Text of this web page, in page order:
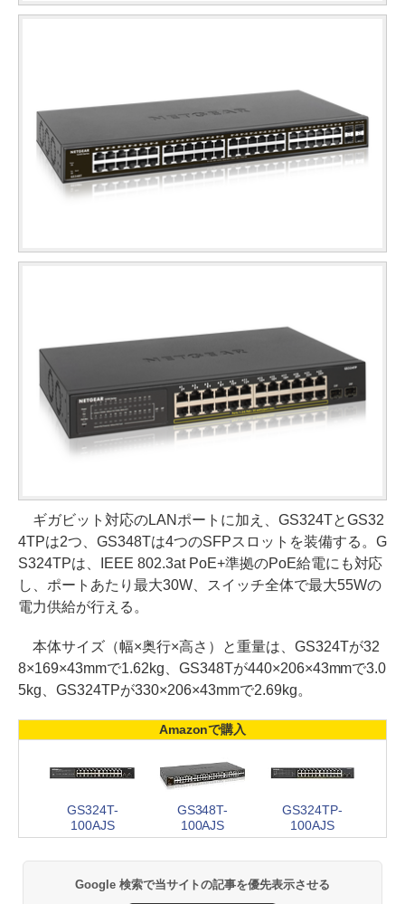
ギガビット対応のLANポートに加え、GS324TとGS32
4TPは2つ、GS348Tは4つのSFPスロットを装備する。G
S324TPは、IEEE 802.3at PoE+準拠のPoE給電にも対応
し、ポートあたり最大30W、スイッチ全体で最大55Wの
電力供給が行える。
本体サイズ（幅×奥行×高さ）と重量は、GS324Tが32
8×169×43mmで1.62kg、GS348Tが440×206×43mmで3.0
5kg、GS324TPが330×206×43mmで2.69kg。
Amazonで購入
GS324T-
100AJS
GS348T-
100AJS
GS324TP-
100AJS
Google 検索で当サイトの記事を優先表示させる